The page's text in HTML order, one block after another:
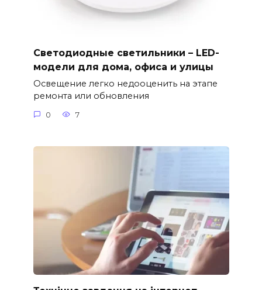
Светодиодные светильники – LED-
модели для дома, офиса и улицы
Освещение легко недооценить на этапе
ремонта или обновления
0 7